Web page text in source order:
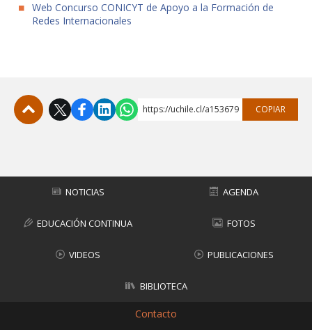
Web Concurso CONICYT de Apoyo a la Formación de
Redes Internacionales
https://uchile.cl/a153679 COPIAR
NOTICIAS AGENDA
EDUCACIÓN CONTINUA FOTOS
VIDEOS PUBLICACIONES
BIBLIOTECA
Contacto